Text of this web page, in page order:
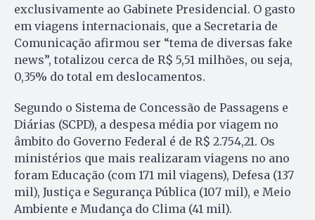
exclusivamente ao Gabinete Presidencial. O gasto
em viagens internacionais, que a Secretaria de
Comunicação afirmou ser “tema de diversas fake
news”, totalizou cerca de R$ 5,51 milhões, ou seja,
0,35% do total em deslocamentos.
Segundo o Sistema de Concessão de Passagens e
Diárias (SCPD), a despesa média por viagem no
âmbito do Governo Federal é de R$ 2.754,21. Os
ministérios que mais realizaram viagens no ano
foram Educação (com 171 mil viagens), Defesa (137
mil), Justiça e Segurança Pública (107 mil), e Meio
Ambiente e Mudança do Clima (41 mil).